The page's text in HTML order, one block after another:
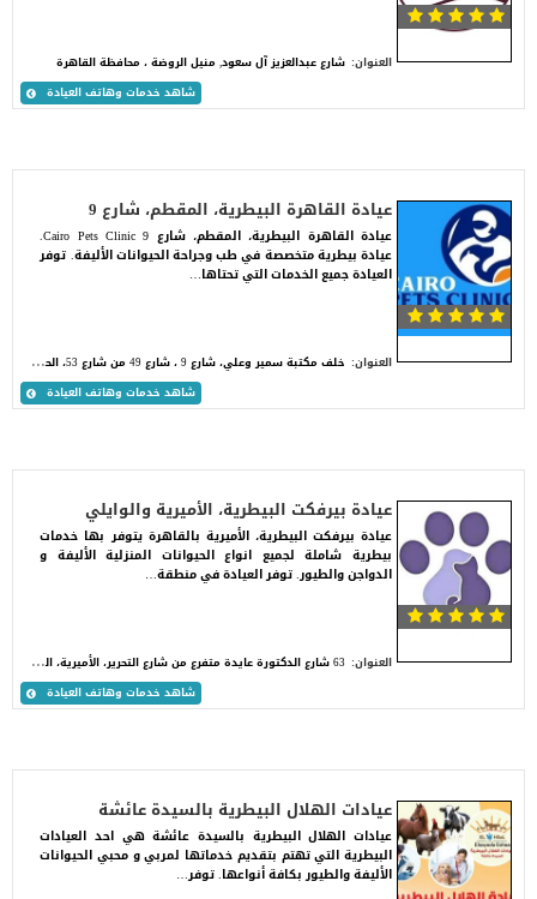
شاهد خدمات وهاتف العيادة
العنوان: شارع عبدالعزيز آل سعود, منيل‎ الروضة ، محافظة القاهرة‬
شاهد خدمات وهاتف العيادة
عيادة القاهرة البيطرية، المقطم، شارع 9
عيادة القاهرة البيطرية، المقطم، شارع 9 Cairo Pets Clinic.
عيادة بيطرية متخصصة في طب وجراحة الحيوانات الأليفة. توفر
العيادة جميع الخدمات التي تحتاها…
العنوان: خلف مكتبة سمير وعلي، شارع 9 ، شارع 49 من شارع 53، الحي الدبلوماسي. قطعة رقم 1286، المقطم
شاهد خدمات وهاتف العيادة
عيادة بيرفكت البيطرية، الأميرية والوايلي
عيادة بيرفكت البيطرية، الأميرية بالقاهرة يتوفر بها خدمات
بيطرية شاملة لجميع انواع الحيوانات المنزلية الأليفة و
الدواجن والطيور. توفر العيادة في منطقة…
العنوان: 63 شارع الدكتورة عايدة متفرع من شارع التحرير، الأميرية، القاهرة
عيادات الهلال البيطرية بالسيدة عائشة
عيادات الهلال البيطرية بالسيدة عائشة هي احد العيادات
البيطرية التي تهتم بتقديم خدماتها لمربي و محبي الحيوانات
الأليفة والطيور بكافة أنواعها. توفر…